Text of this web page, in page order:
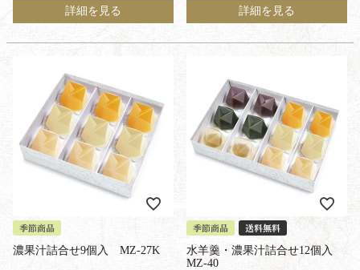
詳細を見る 詳細を見る
季節商品
濃果汁詰合せ9個入 MZ-27K
季節商品 送料無料
水羊羹・濃果汁詰合せ12個入
MZ-40